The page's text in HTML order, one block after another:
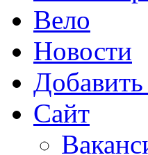
Вело
Новости
Сайт